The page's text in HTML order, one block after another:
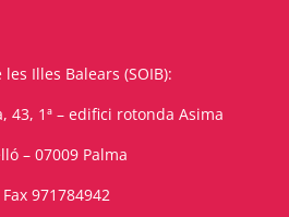
Illes Balears (SOIB):
43, 1ª – edifici rotonda Asima
– 07009 Palma
971784942